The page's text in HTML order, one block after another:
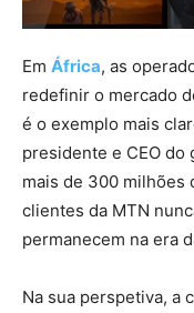
Em África, as
redefinir o mercado
é o exemplo mais
presidente e CEO do
mais de 300 milhões
clientes da MTN
permanecem na era
Na sua perspetiva, a